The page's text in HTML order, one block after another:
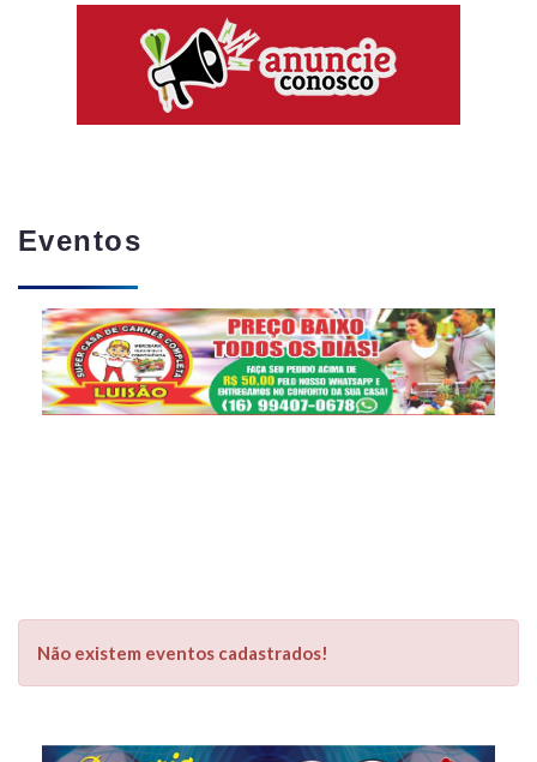
Eventos
Não existem eventos cadastrados!